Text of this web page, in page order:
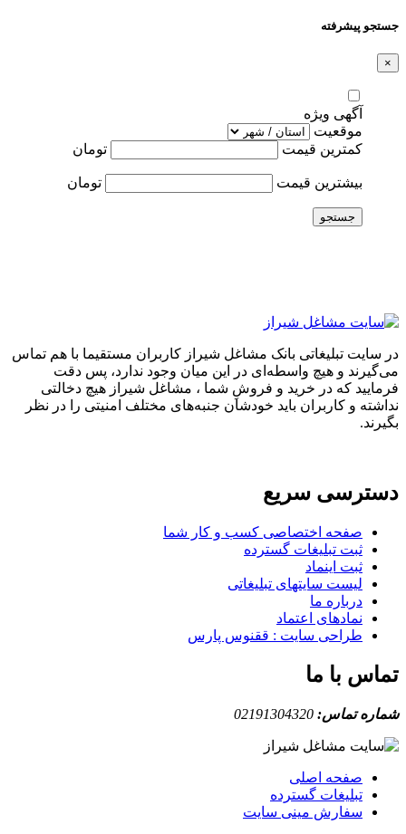
جستجو پیشرفته
×
آگهی ویژه
موقعیت
کمترین قیمت
تومان
بیشترین قیمت تومان
جستجو
در سایت تبلیغاتی بانک مشاغل شیراز کاربران مستقیما با هم تماس
می‌گیرند و هیچ واسطه‌ای در این میان وجود ندارد، پس دقت
فرمایید که در خرید و فروشِ شما ، مشاغل شیراز هیچ دخالتی
نداشته و کاربران باید خودشان جنبه‌های مختلف امنیتی را در نظر
بگیرند.
دسترسی سریع
صفحه اختصاصی کسب و کار شما
ثبت تبلیغات گسترده
ثبت اینماد
لیست سایتهای تبلیغاتی
درباره ما
نمادهای اعتماد
طراحی سایت : ققنوس پارس
تماس با ما
شماره تماس: 02191304320
صفحه اصلی
تبلیغات گسترده
سفارش مینی سایت